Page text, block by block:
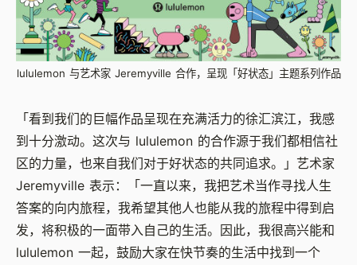
lululemon 与艺术家 Jeremyville 合作，呈现「好状态」主题系列作品
「看到我们的巨幅作品呈现在充满活力的徐汇滨江，我感
到十分激动。这次与 lululemon 的合作源于我们都相信社
区的力量，也来自我们对于好状态的共同追求。」艺术家
Jeremyville 表示：「一直以来，我把艺术当作寻找人生
答案的向内旅程，我希望其他人也能从我的旅程中得到启
发，将积极的一面带入自己的生活。因此，我很高兴能和
lululemon 一起，鼓励大家在快节奏的生活中找到一个